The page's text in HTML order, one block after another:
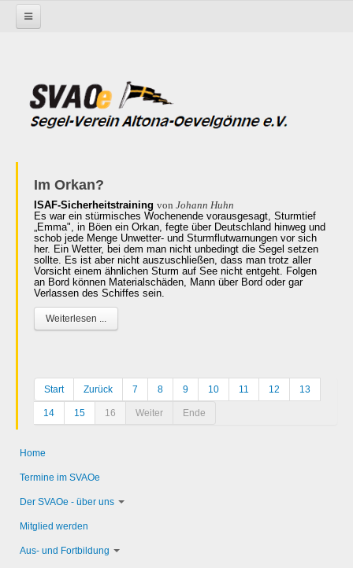
Im Orkan?
ISAF-Sicherheitstraining von Johann Huhn
Es war ein stürmisches Wochenende vorausgesagt, Sturmtief
„Emma", in Böen ein Orkan, fegte über Deutschland hinweg und
schob jede Menge Unwetter- und Sturmflutwarnungen vor sich
her. Ein Wetter, bei dem man nicht unbedingt die Segel setzen
sollte. Es ist aber nicht auszuschließen, dass man trotz aller
Vorsicht einem ähnlichen Sturm auf See nicht entgeht. Folgen
an Bord können Materialschäden, Mann über Bord oder gar
Verlassen des Schiffes sein.
Weiterlesen ...
Start Zurück 7 8 9 10 11 12 13
14 15 16 Weiter Ende
Home
Termine im SVAOe
Der SVAOe - über uns
Mitglied werden
Aus- und Fortbildung